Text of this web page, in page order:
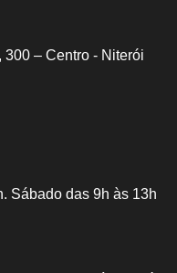
– Centro - Niterói
Sábado das 9h às 13h